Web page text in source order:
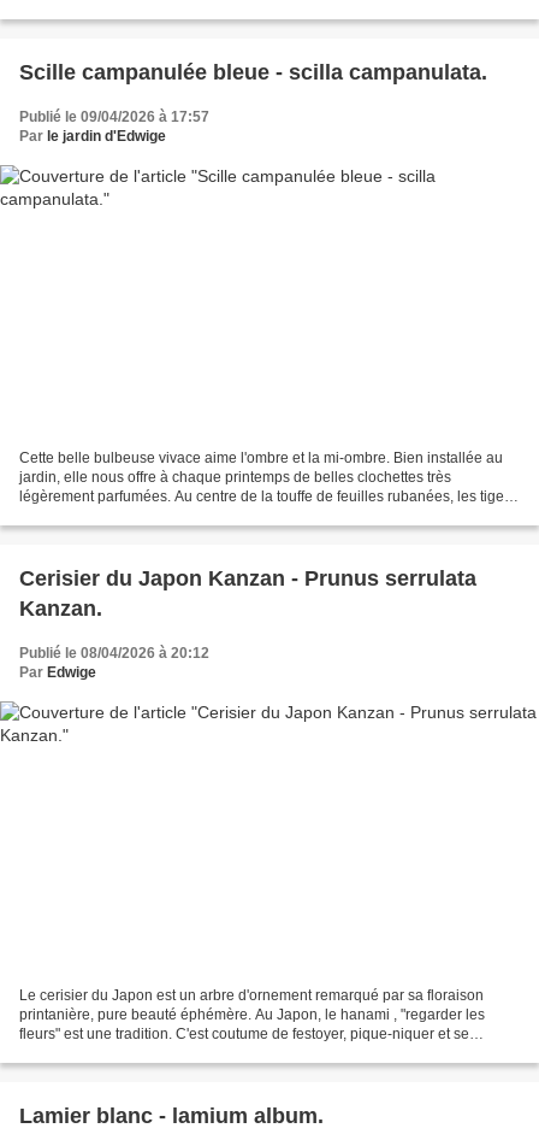
Scille campanulée bleue - scilla campanulata.
Publié le 09/04/2026 à 17:57
Par le jardin d'Edwige
Cette belle bulbeuse vivace aime l'ombre et la mi-ombre. Bien installée au
jardin, elle nous offre à chaque printemps de belles clochettes très
légèrement parfumées. Au centre de la touffe de feuilles rubanées, les tiges
Cerisier du Japon Kanzan - Prunus serrulata
Kanzan.
Publié le 08/04/2026 à 20:12
Par Edwige
Le cerisier du Japon est un arbre d'ornement remarqué par sa floraison
printanière, pure beauté éphémère. Au Japon, le hanami , "regarder les
fleurs" est une tradition. C'est coutume de festoyer, pique-niquer et se
Lamier blanc - lamium album.